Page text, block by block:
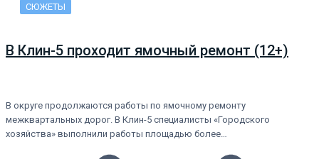
СЮЖЕТЫ
В Клин-5 проходит ямочный ремонт (12+)
В округе продолжаются работы по ямочному ремонту
межквартальных дорог. В Клин-5 специалисты «Городского
хозяйства» выполнили работы площадью более…